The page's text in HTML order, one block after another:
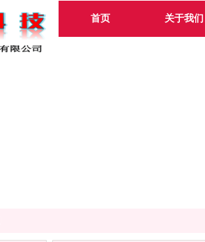
首页 关于我们